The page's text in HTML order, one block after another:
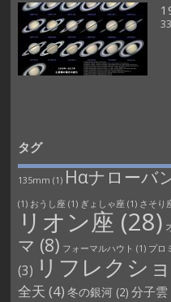
タグ
135mm (1) Hαナローバ
(1) おうし座 (1) ぎょしゃ座 (1) さそり
リオン座 (28)
マ (8) フォーマルハウト (1) プロ
(3) リフレクシ
全天 (4) 冬の銀河(2) 分子雲